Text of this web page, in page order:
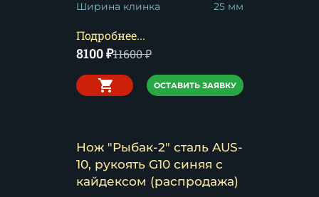
Ширина клинка
25 мм
Подробнее...
8100₽11600₽
ОСТАВИТЬ ЗАЯВКУ
Нож "Рыбак-2" сталь AUS-
10, рукоять G10 синяя с
кайдексом (распродажа)